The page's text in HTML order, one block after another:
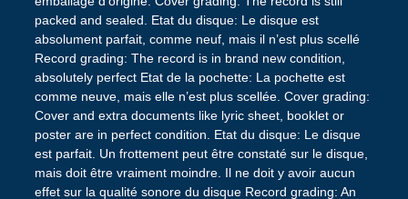
packed and sealed. Etat du disque: Le disque est
absolument parfait, comme neuf, mais il n’est plus scellé
Record grading: The record is in brand new condition,
absolutely perfect Etat de la pochette: La pochette est
comme neuve, mais elle n’est plus scellée. Cover grading:
Cover and extra documents like lyric sheet, booklet or
poster are in perfect condition. Etat du disque: Le disque
est parfait. Un frottement peut être constaté sur le disque,
mais doit être vraiment moindre. Il ne doit y avoir aucun
effet sur la qualité sonore du disque Record grading: An